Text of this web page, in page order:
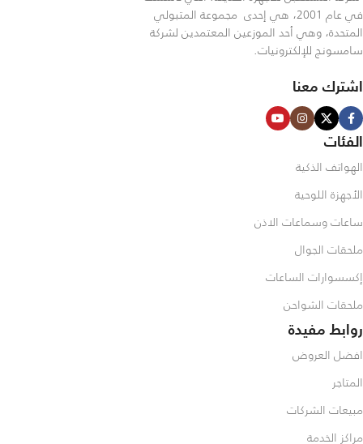
في عام 2001، هي إحدى مجموعة المتبولي
المتحدة، وهي أحد الموزعين المعتمدين لشركة
سامسونج للإلكترونيات.
اشترك معنا
الفئات
الهواتف الذكية
الأجهزة اللوحية
ساعات وسماعات الاذن
ملحقات الجوال
إكسسوارات الساعات
ملحقات الشواحن
روابط مفيدة
افضل العروض
المتاجر
مبيعات الشركات
مراكز الخدمة